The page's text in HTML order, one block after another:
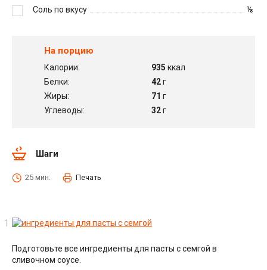
Соль по вкусу
⅛
На порцию
Калории: 935 ккал
Белки:
42г
Жиры:
71 г
Углеводы:
32г
Шаги
25 мин. Печать
Подготовьте все ингредиенты для пасты с семгой в
сливочном соусе.